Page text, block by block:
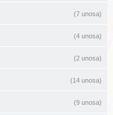
(7 unosa)
(4 unosa)
(2 unosa)
(14 unosa)
(9 unosa)